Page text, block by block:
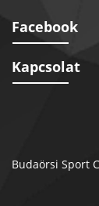
Facebook
Kapcsolat
Budaörsi Sport